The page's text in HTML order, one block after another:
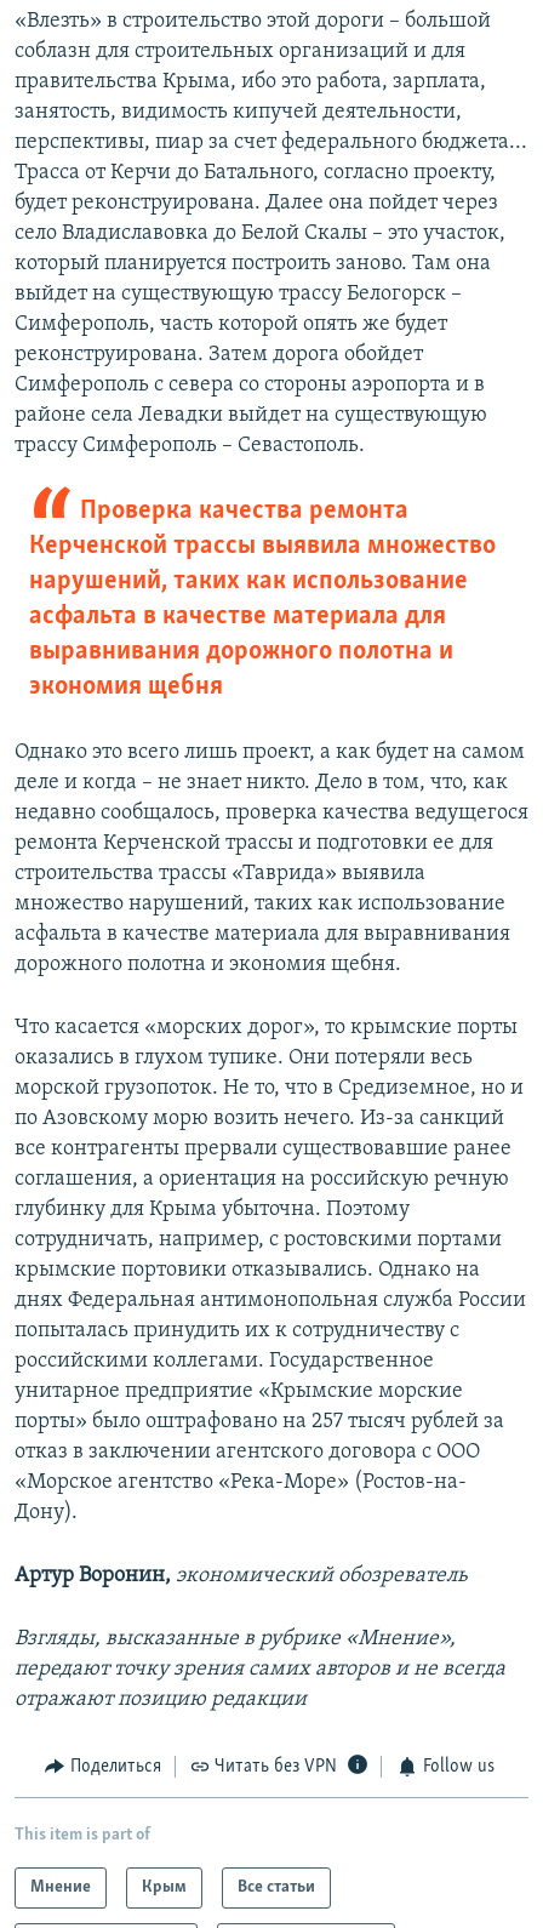
«Влезть» в строительство этой дороги – большой
соблазн для строительных организаций и для
правительства Крыма, ибо это работа, зарплата,
занятость, видимость кипучей деятельности,
перспективы, пиар за счет федерального бюджета...
Трасса от Керчи до Батального, согласно проекту,
будет реконструирована. Далее она пойдет через
село Владиславовка до Белой Скалы – это участок,
который планируется построить заново. Там она
выйдет на существующую трассу Белогорск –
Симферополь, часть которой опять же будет
реконструирована. Затем дорога обойдет
Симферополь с севера со стороны аэропорта и в
районе села Левадки выйдет на существующую
трассу Симферополь – Севастополь.
Проверка качества ремонта
Керченской трассы выявила множество
нарушений, таких как использование
асфальта в качестве материала для
выравнивания дорожного полотна и
экономия щебня
Однако это всего лишь проект, а как будет на самом
деле и когда – не знает никто. Дело в том, что, как
недавно сообщалось, проверка качества ведущегося
ремонта Керченской трассы и подготовки ее для
строительства трассы «Таврида» выявила
множество нарушений, таких как использование
асфальта в качестве материала для выравнивания
дорожного полотна и экономия щебня.
Что касается «морских дорог», то крымские порты
оказались в глухом тупике. Они потеряли весь
морской грузопоток. Не то, что в Средиземное, но и
по Азовскому морю возить нечего. Из-за санкций
все контрагенты прервали существовавшие ранее
соглашения, а ориентация на российскую речную
глубинку для Крыма убыточна. Поэтому
сотрудничать, например, с ростовскими портами
крымские портовики отказывались. Однако на
днях Федеральная антимонопольная служба России
попыталась принудить их к сотрудничеству с
российскими коллегами. Государственное
унитарное предприятие «Крымские морские
порты» было оштрафовано на 257 тысяч рублей за
отказ в заключении агентского договора с ООО
«Морское агентство «Река-Море» (Ростов-на-
Дону).
Артур Воронин, экономический обозреватель
Взгляды, высказанные в рубрике «Мнение»,
передают точку зрения самих авторов и не всегда
отражают позицию редакции
Поделиться Читать без VPN Follow us
This item is part of
Мнение Крым Все статьи